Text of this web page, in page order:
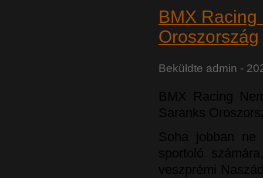
BMX
Oroszország
Beküldte admin -
BMX Racing
Saranks
Soha jobban
sportoló
veszprémi